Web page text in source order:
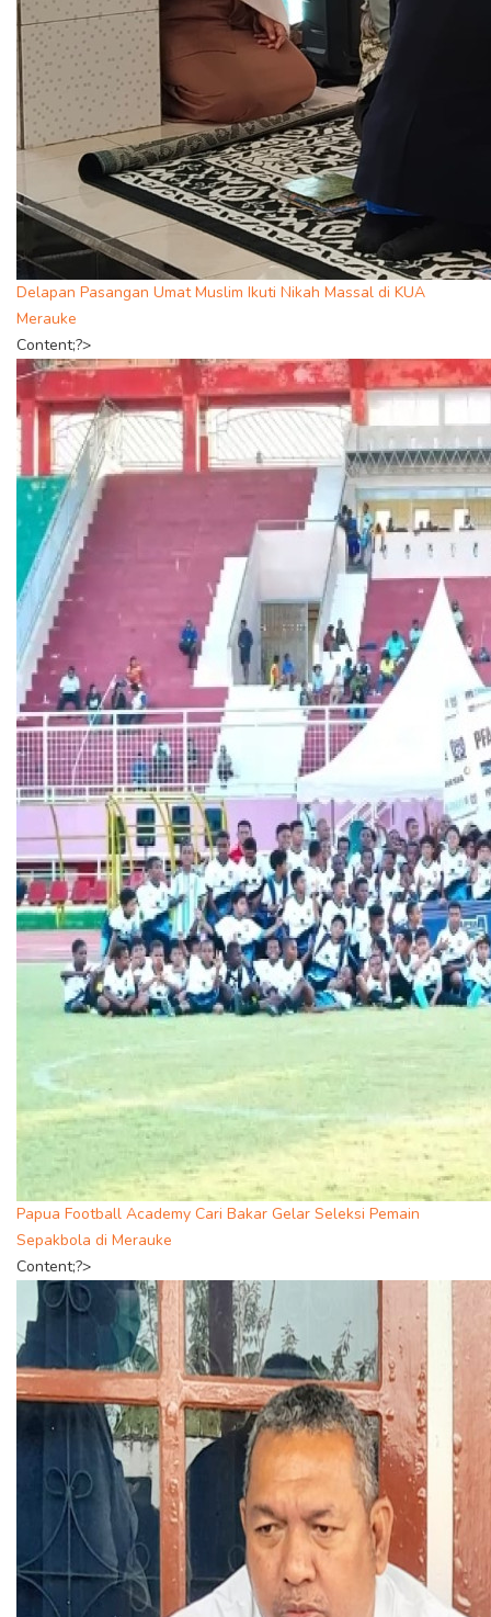
Delapan Pasangan Umat Muslim Ikuti Nikah Massal di KUA
Merauke
Content;?>
Papua Football Academy Cari Bakar Gelar Seleksi Pemain
Sepakbola di Merauke
Content;?>